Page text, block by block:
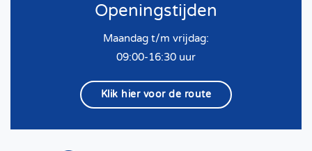
Openingstijden
Maandag t/m vrijdag:
09:00-16:30 uur
Klik hier voor de route